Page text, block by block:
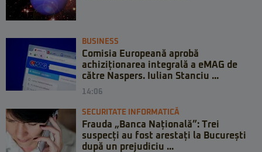
BUSINESS
Comisia Europeană aprobă
achiziționarea integrală a eMAG de
către Naspers. Iulian Stanciu ...
14:06
SECURITATE INFORMATICĂ
Frauda „Banca Națională”: Trei
suspecți au fost arestați la București
după un prejudiciu ...